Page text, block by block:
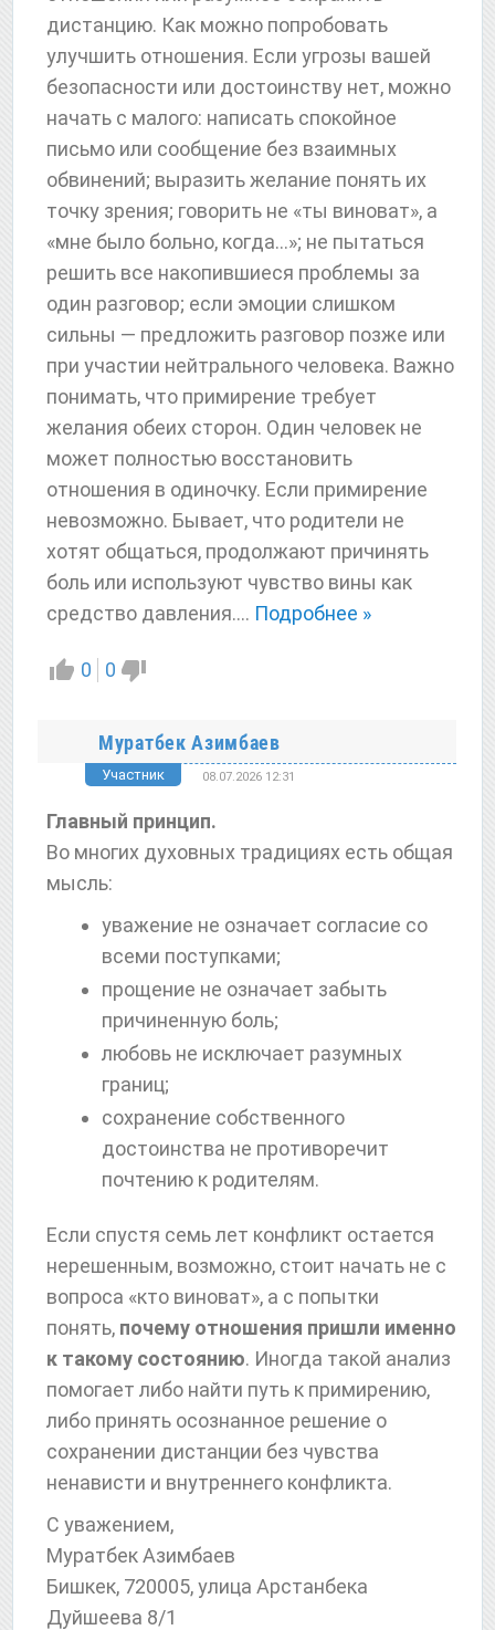
дистанцию. Как можно попробовать
улучшить отношения. Если угрозы вашей
безопасности или достоинству нет, можно
начать с малого: написать спокойное
письмо или сообщение без взаимных
обвинений; выразить желание понять их
точку зрения; говорить не «ты виноват», а
«мне было больно, когда…»; не пытаться
решить все накопившиеся проблемы за
один разговор; если эмоции слишком
сильны — предложить разговор позже или
при участии нейтрального человека. Важно
понимать, что примирение требует
желания обеих сторон. Один человек не
может полностью восстановить
отношения в одиночку. Если примирение
невозможно. Бывает, что родители не
хотят общаться, продолжают причинять
боль или используют чувство вины как
средство давления.… Подробнее »
0 0
Муратбек Азимбаев
Участник 08.07.2026 12:31
Главный принцип.
Во многих духовных традициях есть общая
мысль:
уважение не означает согласие со
всеми поступками;
прощение не означает забыть
причиненную боль;
любовь не исключает разумных
границ;
сохранение собственного
достоинства не противоречит
почтению к родителям.
Если спустя семь лет конфликт остается
нерешенным, возможно, стоит начать не с
вопроса «кто виноват», а с попытки
понять, почему отношения пришли именно
к такому состоянию. Иногда такой анализ
помогает либо найти путь к примирению,
либо принять осознанное решение о
сохранении дистанции без чувства
ненависти и внутреннего конфликта.
С уважением,
Муратбек Азимбаев
Бишкек, 720005, улица Арстанбека
Дуйшеева 8/1